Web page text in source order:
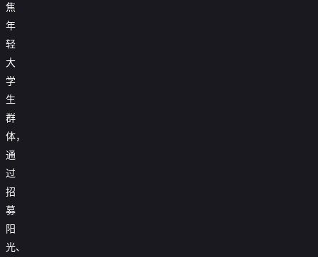
焦
年
轻
大
学
生
群
体，
通
过
招
募
阳
光、